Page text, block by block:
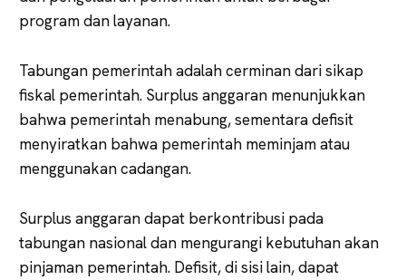
program dan layanan.
Tabungan pemerintah adalah cerminan dari sikap
fiskal pemerintah. Surplus anggaran menunjukkan
bahwa pemerintah menabung, sementara defisit
menyiratkan bahwa pemerintah meminjam atau
menggunakan cadangan.
Surplus anggaran dapat berkontribusi pada
tabungan nasional dan mengurangi kebutuhan akan
pinjaman pemerintah. Defisit, di sisi lain, dapat